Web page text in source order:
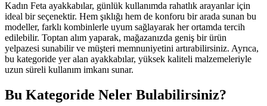
Kadın Feta ayakkabılar, günlük kullanımda rahatlık arayanlar için
ideal bir seçenektir. Hem şıklığı hem de konforu bir arada sunan bu
modeller, farklı kombinlerle uyum sağlayarak her ortamda tercih
edilebilir. Toptan alım yaparak, mağazanızda geniş bir ürün
yelpazesi sunabilir ve müşteri memnuniyetini artırabilirsiniz. Ayrıca,
bu kategoride yer alan ayakkabılar, yüksek kaliteli malzemeleriyle
uzun süreli kullanım imkanı sunar.
Bu Kategoride Neler Bulabilirsiniz?